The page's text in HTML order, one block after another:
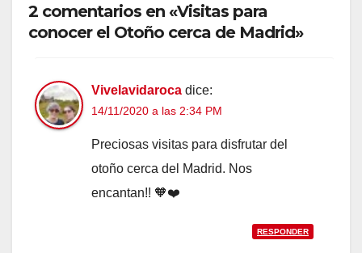
2 comentarios en «Visitas para
conocer el Otoño cerca de Madrid»
Vivelavidaroca dice:
14/11/2020 a las 2:34 PM
Preciosas visitas para disfrutar del
otoño cerca del Madrid. Nos
encantan!! 🧡❤️
RESPONDER